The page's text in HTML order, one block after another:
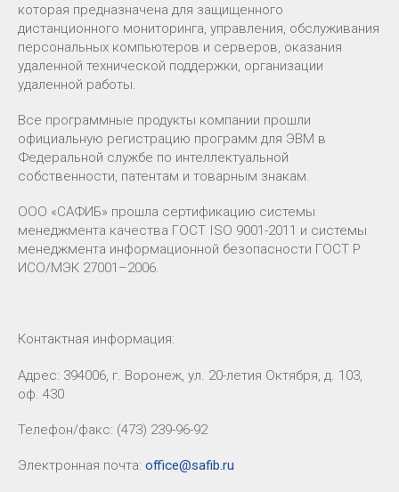
которая предназначена для защищенного
дистанционного мониторинга, управления, обслуживания
персональных компьютеров и серверов, оказания
удаленной технической поддержки, организации
удаленной работы.
Все программные продукты компании прошли
официальную регистрацию программ для ЭВМ в
Федеральной службе по интеллектуальной
собственности, патентам и товарным знакам.
ООО «САФИБ» прошла сертификацию системы
менеджмента качества ГОСТ ISO 9001-2011 и системы
менеджмента информационной безопасности ГОСТ Р
ИСО/МЭК 27001–2006.
Контактная информация:
Адрес: 394006, г. Воронеж, ул. 20-летия Октября, д. 103,
оф. 430
Телефон/факс: (473) 239-96-92
Электронная почта: office@safib.ru